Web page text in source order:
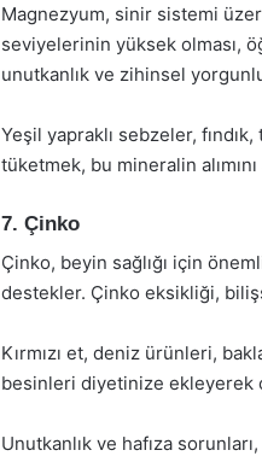
Magnezyum, sinir sistemi
seviyelerinin yüksek olması,
unutkanlık ve zihinsel
Yeşil yapraklı sebzeler,
tüketmek, bu mineralin
7. Çinko
Çinko, beyin sağlığı için
destekler. Çinko eksikliği,
Kırmızı et, deniz ürünleri,
besinleri diyetinize ekleyerek
Unutkanlık ve hafıza